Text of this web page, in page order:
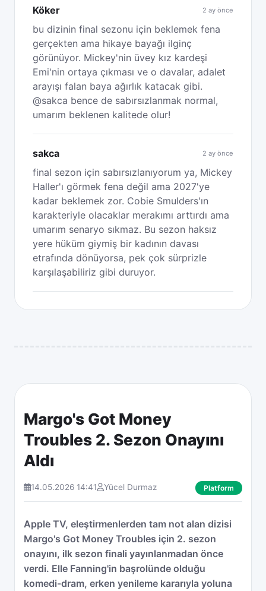
Köker 2 ay önce
bu dizinin final sezonu için beklemek fena
gerçekten ama hikaye bayağı ilginç
görünüyor. Mickey'nin üvey kız kardeşi
Emi'nin ortaya çıkması ve o davalar, adalet
arayışı falan baya ağırlık katacak gibi.
@sakca bence de sabırsızlanmak normal,
umarım beklenen kalitede olur!
sakca 2 ay önce
final sezon için sabırsızlanıyorum ya, Mickey
Haller'ı görmek fena değil ama 2027'ye
kadar beklemek zor. Cobie Smulders'ın
karakteriyle olacaklar merakımı arttırdı ama
umarım senaryo sıkmaz. Bu sezon haksız
yere hüküm giymiş bir kadının davası
etrafında dönüyorsa, pek çok sürprizle
karşılaşabiliriz gibi duruyor.
Margo's Got Money
Troubles 2. Sezon Onayını
Aldı
14.05.2026 14:41 Yücel Durmaz Platform
Apple TV, eleştirmenlerden tam not alan dizisi
Margo's Got Money Troubles için 2. sezon
onayını, ilk sezon finali yayınlanmadan önce
verdi. Elle Fanning'in başrolünde olduğu
komedi-dram, erken yenileme kararıyla yoluna